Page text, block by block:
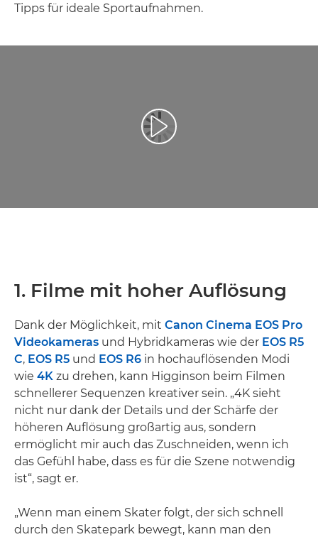
Tipps für ideale Sportaufnahmen.
Video abspielen
1. Filme mit hoher Auflösung
Dank der Möglichkeit, mit Canon Cinema EOS Pro
Videokameras und Hybridkameras wie der EOS R5
C, EOS R5 und EOS R6 in hochauflösenden Modi
wie 4K zu drehen, kann Higginson beim Filmen
schnellerer Sequenzen kreativer sein. „4K sieht
nicht nur dank der Details und der Schärfe der
höheren Auflösung großartig aus, sondern
ermöglicht mir auch das Zuschneiden, wenn ich
das Gefühl habe, dass es für die Szene notwendig
ist“, sagt er.
„Wenn man einem Skater folgt, der sich schnell
durch den Skatepark bewegt, kann man den